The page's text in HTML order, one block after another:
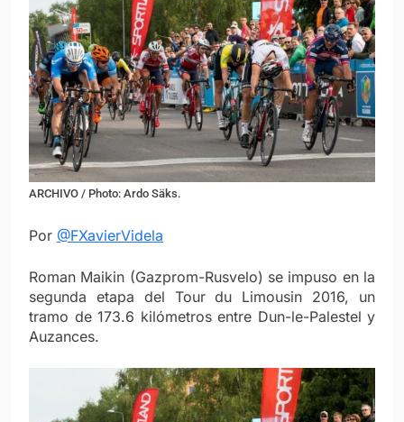
ARCHIVO / Photo: Ardo Säks.
Por @FXavierVidela
Roman Maikin (Gazprom-Rusvelo) se impuso en la
segunda etapa del Tour du Limousin 2016, un
tramo de 173.6 kilómetros entre Dun-le-Palestel y
Auzances.